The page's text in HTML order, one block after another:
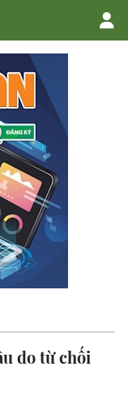
do từ chối